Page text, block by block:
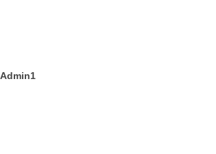
Admin1